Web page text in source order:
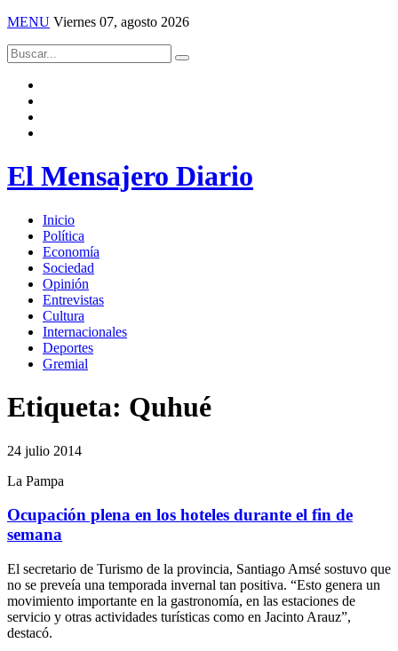
MENU Viernes 07, agosto 2026
El Mensajero Diario
Inicio
Política
Economía
Sociedad
Opinión
Entrevistas
Cultura
Internacionales
Deportes
Gremial
Etiqueta: Quhué
24 julio 2014
La Pampa
Ocupación plena en los hoteles durante el fin de
semana
El secretario de Turismo de la provincia, Santiago Amsé sostuvo que
no se preveía una temporada invernal tan positiva. “Esto genera un
movimiento importante en la gastronomía, en las estaciones de
servicio y otras actividades turísticas como en Jacinto Arauz”,
destacó.